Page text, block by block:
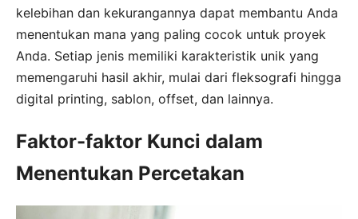
kelebihan dan kekurangannya dapat membantu Anda
menentukan mana yang paling cocok untuk proyek
Anda. Setiap jenis memiliki karakteristik unik yang
memengaruhi hasil akhir, mulai dari fleksografi hingga
digital printing, sablon, offset, dan lainnya.
Faktor-faktor Kunci dalam
Menentukan Percetakan